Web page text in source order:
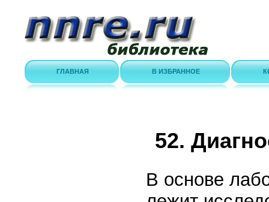
ГЛАВНАЯ В ИЗБРАННОЕ
52.
В основе